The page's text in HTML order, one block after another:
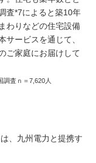
査*7によると築10年
わりなどの住宅設備
サービスを通じて、
ご家庭にお届けして
調査ｎ＝7,620人
、九州電力と提携す